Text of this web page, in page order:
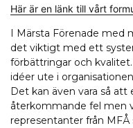
Här är en länk till vårt
I Märsta Förenade med
det viktigt med ett
förbättringar och
idéer ute i
Det kan även vara så
återkommande fel men
representanter från